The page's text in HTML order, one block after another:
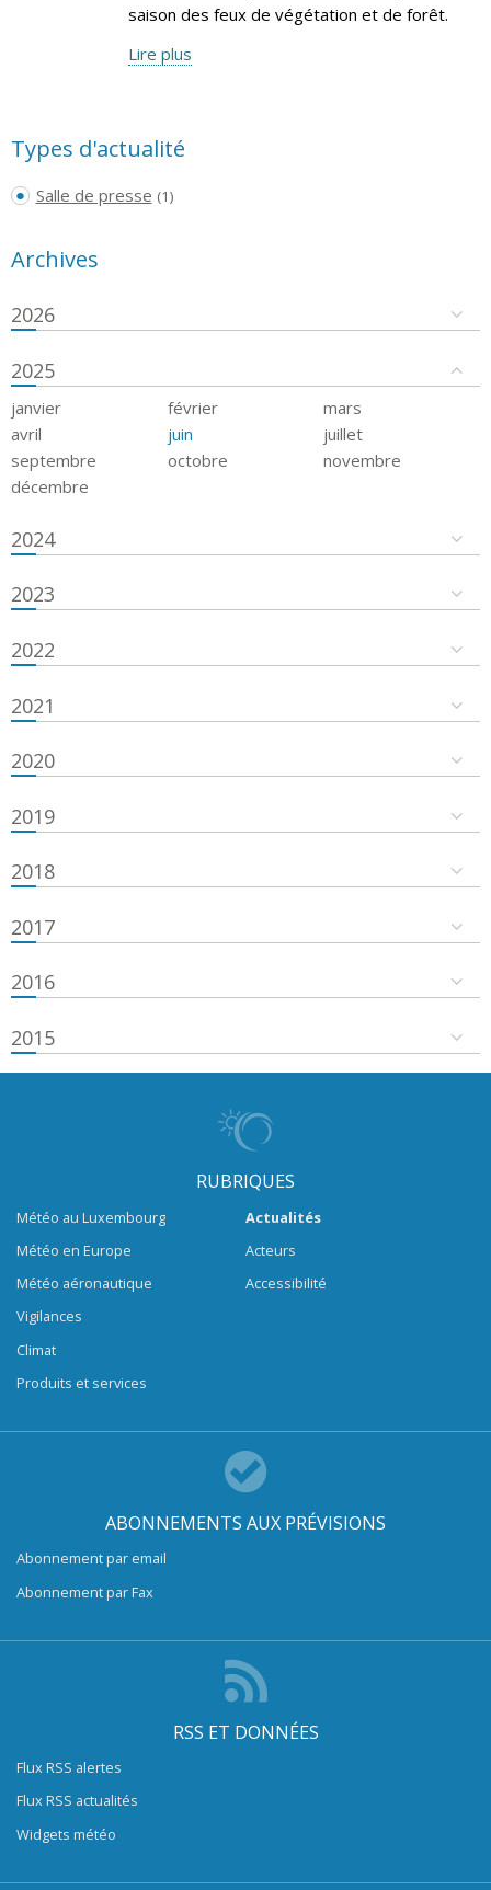
saison des feux de végétation et de forêt.
Lire plus
Types d'actualité
Salle de presse (1)
Archives
2026
2025
janvier février
mars
avril
juin
juillet
septembre
octobre
novembre
décembre
2024
2023
2022
2021
2020
2019
2018
2017
2016
2015
RUBRIQUES
Météo au Luxembourg
Météo en Europe
Météo aéronautique
Vigilances
Climat
Produits et services
Actualités
Acteurs
Accessibilité
ABONNEMENTS AUX PRÉVISIONS
Abonnement par email
Abonnement par Fax
RSS ET DONNÉES
Flux RSS alertes
Flux RSS actualités
Widgets météo